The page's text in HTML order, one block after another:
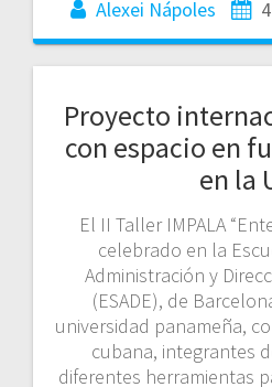
Alexei Nápoles
Proyecto
con espacio en
en la
El II Taller IMPALA
celebrado en la
Administración y
(ESADE), de
universidad panameña,
cubana, integrantes
diferentes herramientas